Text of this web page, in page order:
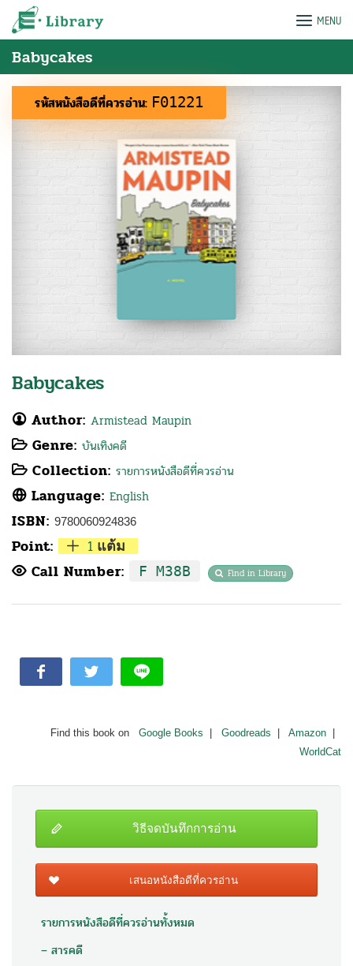
Skip
e-Library MENU
Babycakes
รหัสหนังสือดีที่ควรอ่าน: F01221
Babycakes
Author: Armistead Maupin
Genre: บันเทิงคดี
Collection: รายการหนังสือดีที่ควรอ่าน
Language: English
ISBN: 9780060924836
Point: 1 แต้ม
Call Number: F M38B Find in Library
Find this book on Google Books Goodreads Amazon
WorldCat
วิธีจดบันทึกการอ่าน
เสนอหนังสือดีที่ควรอ่าน
รายการหนังสือดีที่ควรอ่านทั้งหมด
– สารคดี